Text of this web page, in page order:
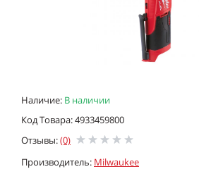
Наличие: В наличии
Код Товара: 4933459800
Отзывы:(0)
Производитель: Milwaukee